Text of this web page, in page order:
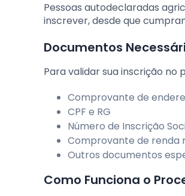
Pessoas autodeclaradas
inscrever, desde que
Documentos
Para validar sua inscrição
Comprovante de
CPF e RG
Número de Inscrição
Comprovante de renda
Outros documentos
Como Funciona o